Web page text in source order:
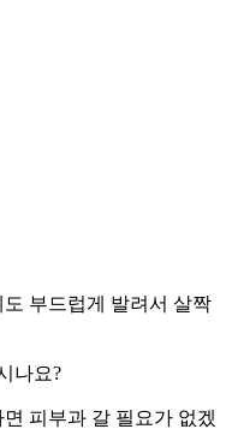
부드럽게 발려서 살짝
나요?
피부과 갈 필요가 없겠